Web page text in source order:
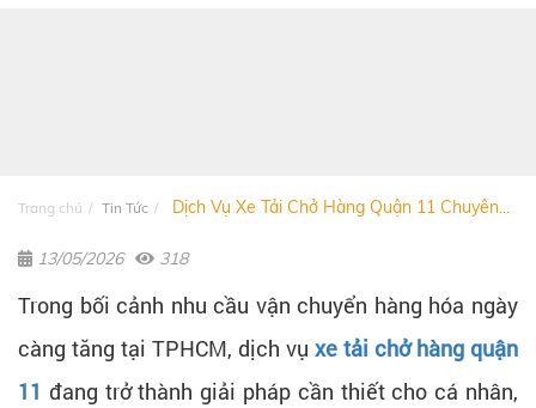
Trang chủ Tin Tức Dịch Vụ Xe Tải Chở Hàng Quận 11 Chuyên...
13/05/2026 318
Trong bối cảnh nhu cầu vận chuyển hàng hóa ngày
càng tăng tại TPHCM, dịch vụ xe tải chở hàng quận
11 đang trở thành giải pháp cần thiết cho cá nhân,